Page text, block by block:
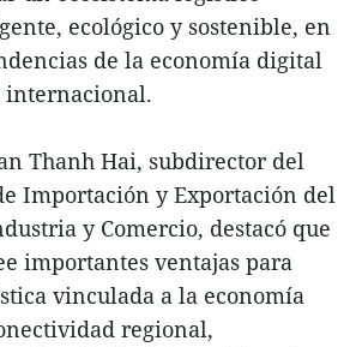
ecológico y sostenible, en
de la economía digital
Thanh Hai, subdirector del
Importación y Exportación del
y Comercio, destacó que
importantes ventajas para
vinculada a la economía
regional,